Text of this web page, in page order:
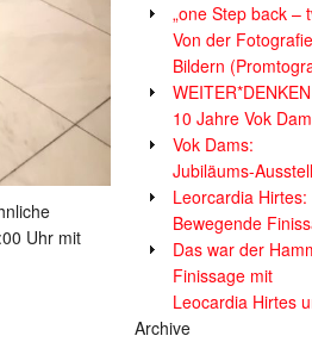
Uhr mit
„one Step back –
Von der
Bildern
WEITER*DENKEN
10 Jahre Vok
Vok Dams:
Jubiläums-
Leorcardia Hirtes:
Bewegende
Das war der
Finissage mit
Leocardia Hirtes
Archive